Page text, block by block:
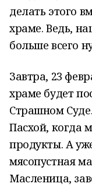
делать этого
храме. Ведь,
больше всего
Завтра, 23
храме будет
Страшном
Пасхой, когда
продукты. А
мясопустная
Масленица,